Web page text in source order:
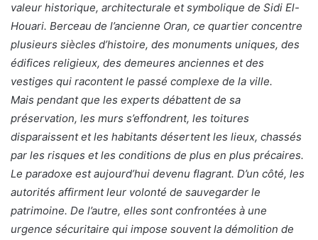
valeur historique, architecturale et symbolique de Sidi El-
Houari. Berceau de l’ancienne Oran, ce quartier concentre
plusieurs siècles d’histoire, des monuments uniques, des
édifices religieux, des demeures anciennes et des
vestiges qui racontent le passé complexe de la ville.
Mais pendant que les experts débattent de sa
préservation, les murs s’effondrent, les toitures
disparaissent et les habitants désertent les lieux, chassés
par les risques et les conditions de plus en plus précaires.
Le paradoxe est aujourd’hui devenu flagrant. D’un côté, les
autorités affirment leur volonté de sauvegarder le
patrimoine. De l’autre, elles sont confrontées à une
urgence sécuritaire qui impose souvent la démolition de